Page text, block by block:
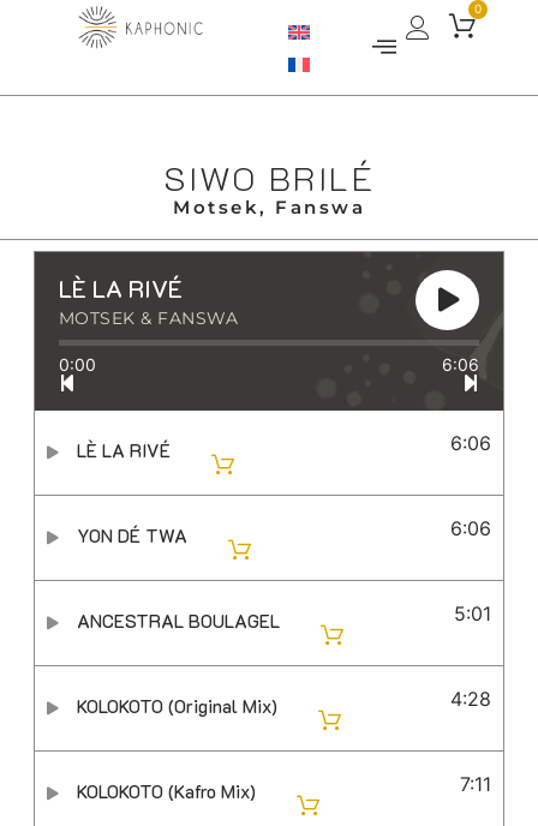
0
Motsek, Fanswa
SIWO BRILÉ
LÈ LA RIVÉ
MOTSEK & FANSWA
0:00 6:06
LÈ LA RIVÉ 6:06
YON DÉ TWA 6:06
ANCESTRAL BOULAGEL 5:01
KOLOKOTO (Original Mix) 4:28
KOLOKOTO (Kafro Mix) 7:11